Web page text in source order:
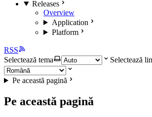
Releases
Overview
Application
Platform
RSS
Selectează tema
Selectează
Pe această pagină
Pe această pagină